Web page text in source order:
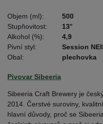
Objem (ml):
500
Stupňovitost:
13°
Alkohol (%):
4,9
Pivní styl:
Session
Obal:
plechovka
Pivovar Sibeeria
Sibeeria Craft Brewery je
2014. Čerstvé suroviny,
hlavní důvody, proč se